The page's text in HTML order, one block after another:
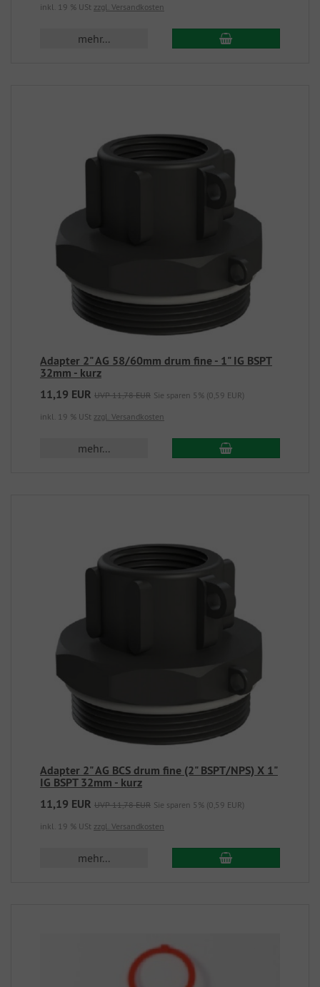
inkl. 19 % USt zzgl. Versandkosten
mehr...
Adapter 2" AG 58/60mm drum fine - 1" IG BSPT
32mm - kurz
11,19 EUR UVP 11,78 EUR Sie sparen 5% (0,59 EUR)
inkl. 19 % USt zzgl. Versandkosten
mehr...
Adapter 2" AG BCS drum fine (2" BSPT/NPS) X 1"
IG BSPT 32mm - kurz
11,19 EUR UVP 11,78 EUR Sie sparen 5% (0,59 EUR)
inkl. 19 % USt zzgl. Versandkosten
mehr...